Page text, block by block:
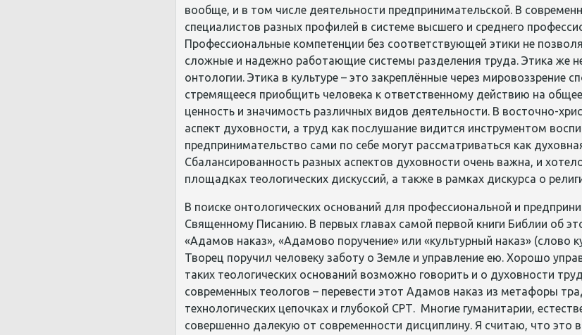
вообще, и в том числе деятельности предпринимательской. В
специалистов разных профилей в системе высшего и среднего
Профессиональные компетенции без соответствующей этики не
сложные и надежно работающие системы разделения труда. Этика же
онтологии. Этика в культуре – это закреплённые через мировоззрение
стремящееся приобщить человека к ответственному действию на
ценность и значимость различных видов деятельности. В восточно-
аспект духовности, а труд как послушание видится инструментом
предпринимательство сами по себе могут рассматриваться как
Сбалансированность разных аспектов духовности очень важна, и
площадках теологических дискуссий, а также в рамках дискурса о
В поиске онтологических оснований для профессиональной и
Священному Писанию. В первых главах самой первой книги Библии об
«Адамов наказ», «Адамово поручение» или «культурный наказ» (слово
Творец поручил человеку заботу о Земле и управление ею. Хорошо
таких теологических оснований возможно говорить и о духовности
современных теологов – перевести этот Адамов наказ из метафоры
технологических цепочках и глубокой СРТ. Многие гуманитарии,
совершенно далекую от современности дисциплину. Я считаю, что это